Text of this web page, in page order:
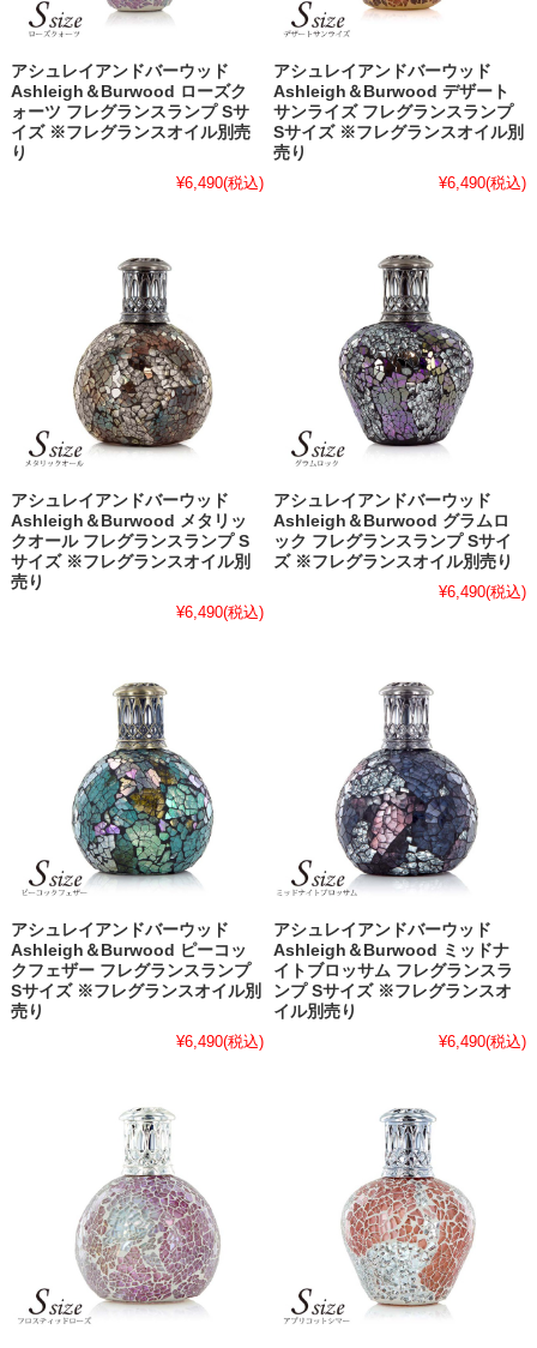
アシュレイアンドバーウッド
Ashleigh＆Burwood ローズク
ォーツ フレグランスランプ Sサ
イズ ※フレグランスオイル別売
り
¥6,490(税込)
アシュレイアンドバーウッド
Ashleigh＆Burwood デザート
サンライズ フレグランスランプ
Sサイズ ※フレグランスオイル別
売り
¥6,490(税込)
アシュレイアンドバーウッド
Ashleigh＆Burwood メタリッ
クオール フレグランスランプ S
サイズ ※フレグランスオイル別
売り
¥6,490(税込)
アシュレイアンドバーウッド
Ashleigh＆Burwood グラムロ
ック フレグランスランプ Sサイ
ズ ※フレグランスオイル別売り
¥6,490(税込)
アシュレイアンドバーウッド
Ashleigh＆Burwood ピーコッ
クフェザー フレグランスランプ
Sサイズ ※フレグランスオイル別
売り
¥6,490(税込)
アシュレイアンドバーウッド
Ashleigh＆Burwood ミッドナ
イトブロッサム フレグランスラ
ンプ Sサイズ ※フレグランスオ
イル別売り
¥6,490(税込)